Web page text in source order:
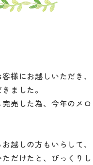
様にお越しいただき
ました。
売した為、今年のメ
越しの方もいらして
だけたと、びっくりし